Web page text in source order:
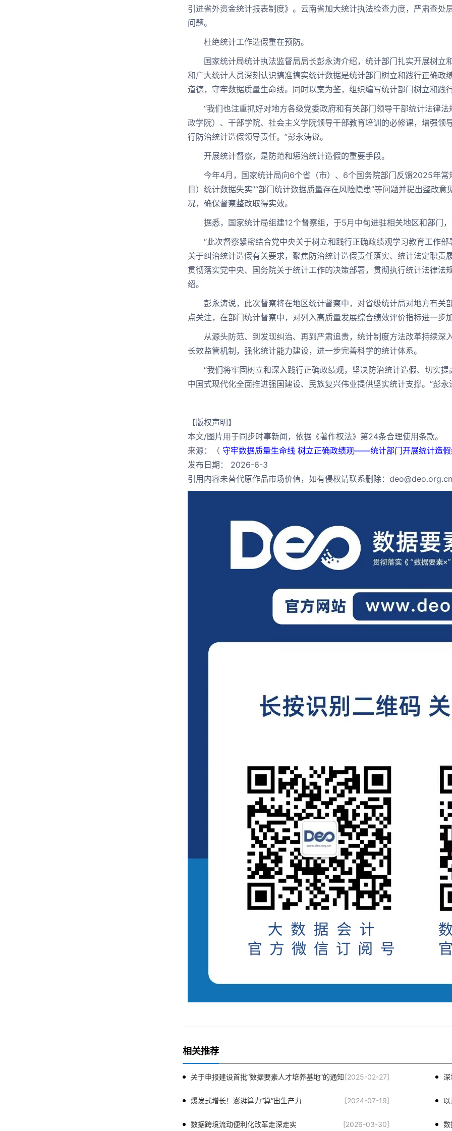
引进省外资金统计报表制度》。云南省加大统计执法检查力度，严肃查
问题。
杜绝统计工作造假重在预防。
国家统计局统计执法监督局局长彭永涛介绍，统计部门扎实开展树立
和广大统计人员深刻认识搞准搞实统计数据是统计部门树立和践行正确
道德，守牢数据质量生命线。同时以案为鉴，组织编写统计部门树立和践
“我们也注重抓好对地方各级党委政府和有关部门领导干部统计法律法
政学院）、干部学院、社会主义学院领导干部教育培训的必修课，增强
行防治统计造假领导责任。”彭永涛说。
开展统计督察，是防范和惩治统计造假的重要手段。
今年4月，国家统计局向6个省（市）、6个国务院部门反馈2025年常
目）统计数据失实”“部门统计数据质量存在风险隐患”等问题并提出整改
况，确保督察整改取得实效。
据悉，国家统计局组建12个督察组，于5月中旬进驻相关地区和部门
“此次督察紧密结合党中央关于树立和践行正确政绩观学习教育工作部
关于纠治统计造假有关要求，聚焦防治统计造假责任落实、统计法定职
贯彻落实党中央、国务院关于统计工作的决策部署，贯彻执行统计法律法
绍。
彭永涛说，此次督察将在地区统计督察中，对省级统计局对地方有关
点关注，在部门统计督察中，对列入高质量发展综合绩效评价指标进一步
从源头防范、到发现纠治、再到严肃追责，统计制度方法改革持续深
长效监管机制，强化统计能力建设，进一步完善科学的统计体系。
“我们将牢固树立和深入践行正确政绩观，坚决防治统计造假、切实提
中国式现代化全面推进强国建设、民族复兴伟业提供坚实统计支撑。”彭永
【版权声明】
本文/图片用于同步时事新闻，依据《著作权法》第24条合理使用条款。
来源：（ 守牢数据质量生命线 树立正确政绩观——统计部门开展统计造
发布日期： 2026-6-3
引用内容未替代原作品市场价值，如有侵权请联系删除：deo@deo.org.cn
相关推荐
关于申报建设首批“数据要素人才培养基地”的通知 [2025-02-27] 深
爆发式增长！澎湃算力“算”出生产力 [2024-07-19]
数据跨境流动便利化改革走深走实 [2026-03-30] 数